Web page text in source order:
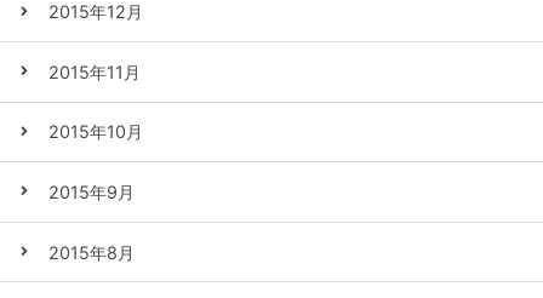
2015年12月
2015年11月
2015年10月
2015年9月
2015年8月